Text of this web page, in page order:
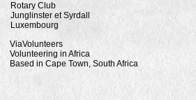
Rotary Club
Junglinster et Syrdall
Luxembourg
ViaVolunteers
Volunteering in Africa
Based in Cape Town, South Africa